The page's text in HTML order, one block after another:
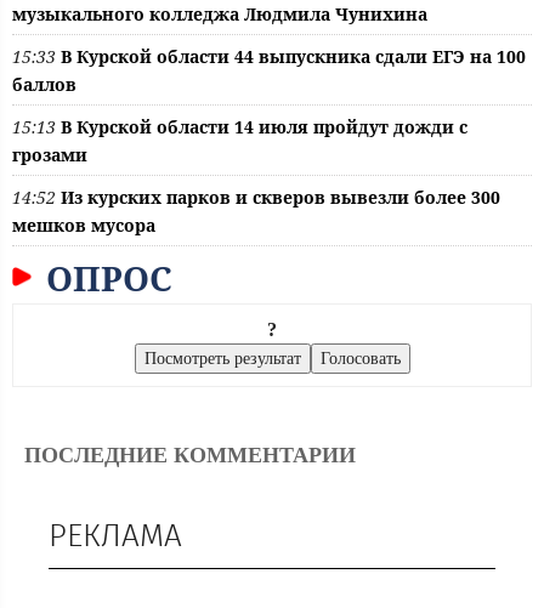
музыкального колледжа Людмила Чунихина
15:33 В Курской области 44 выпускника сдали ЕГЭ на 100
баллов
15:13 В Курской области 14 июля пройдут дожди с
грозами
14:52 Из курских парков и скверов вывезли более 300
мешков мусора
ОПРОС
?
ПОСЛЕДНИЕ КОММЕНТАРИИ
РЕКЛАМА